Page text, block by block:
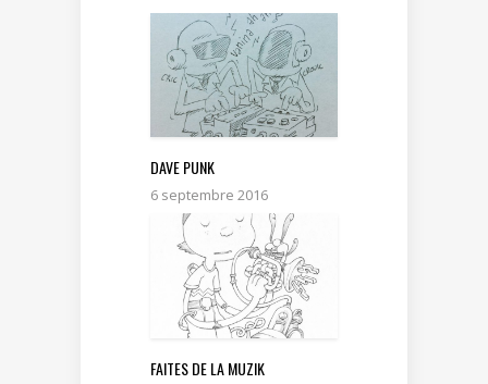
DAVE PUNK
6 septembre 2016
FAITES DE LA MUZIK